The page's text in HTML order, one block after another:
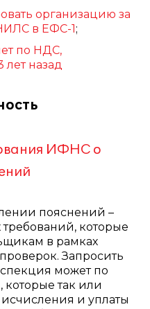
организацию за
в ЕФС-1;
по НДС,
лет назад
ИФНС о
пояснений –
которые
в рамках
Запросить
может по
так или
и уплаты